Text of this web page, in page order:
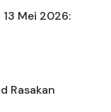
13 Mei 2026:
Rasakan